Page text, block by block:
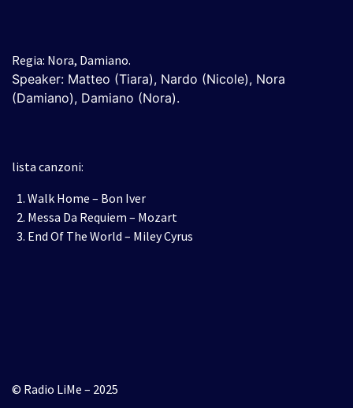
Regia: Nora, Damiano.
Speaker: Matteo (Tiara), Nardo (Nicole), Nora
(Damiano), Damiano (Nora).
lista canzoni:
Walk Home – Bon Iver
Messa Da Requiem – Mozart
End Of The World – Miley Cyrus
© Radio LiMe – 2025